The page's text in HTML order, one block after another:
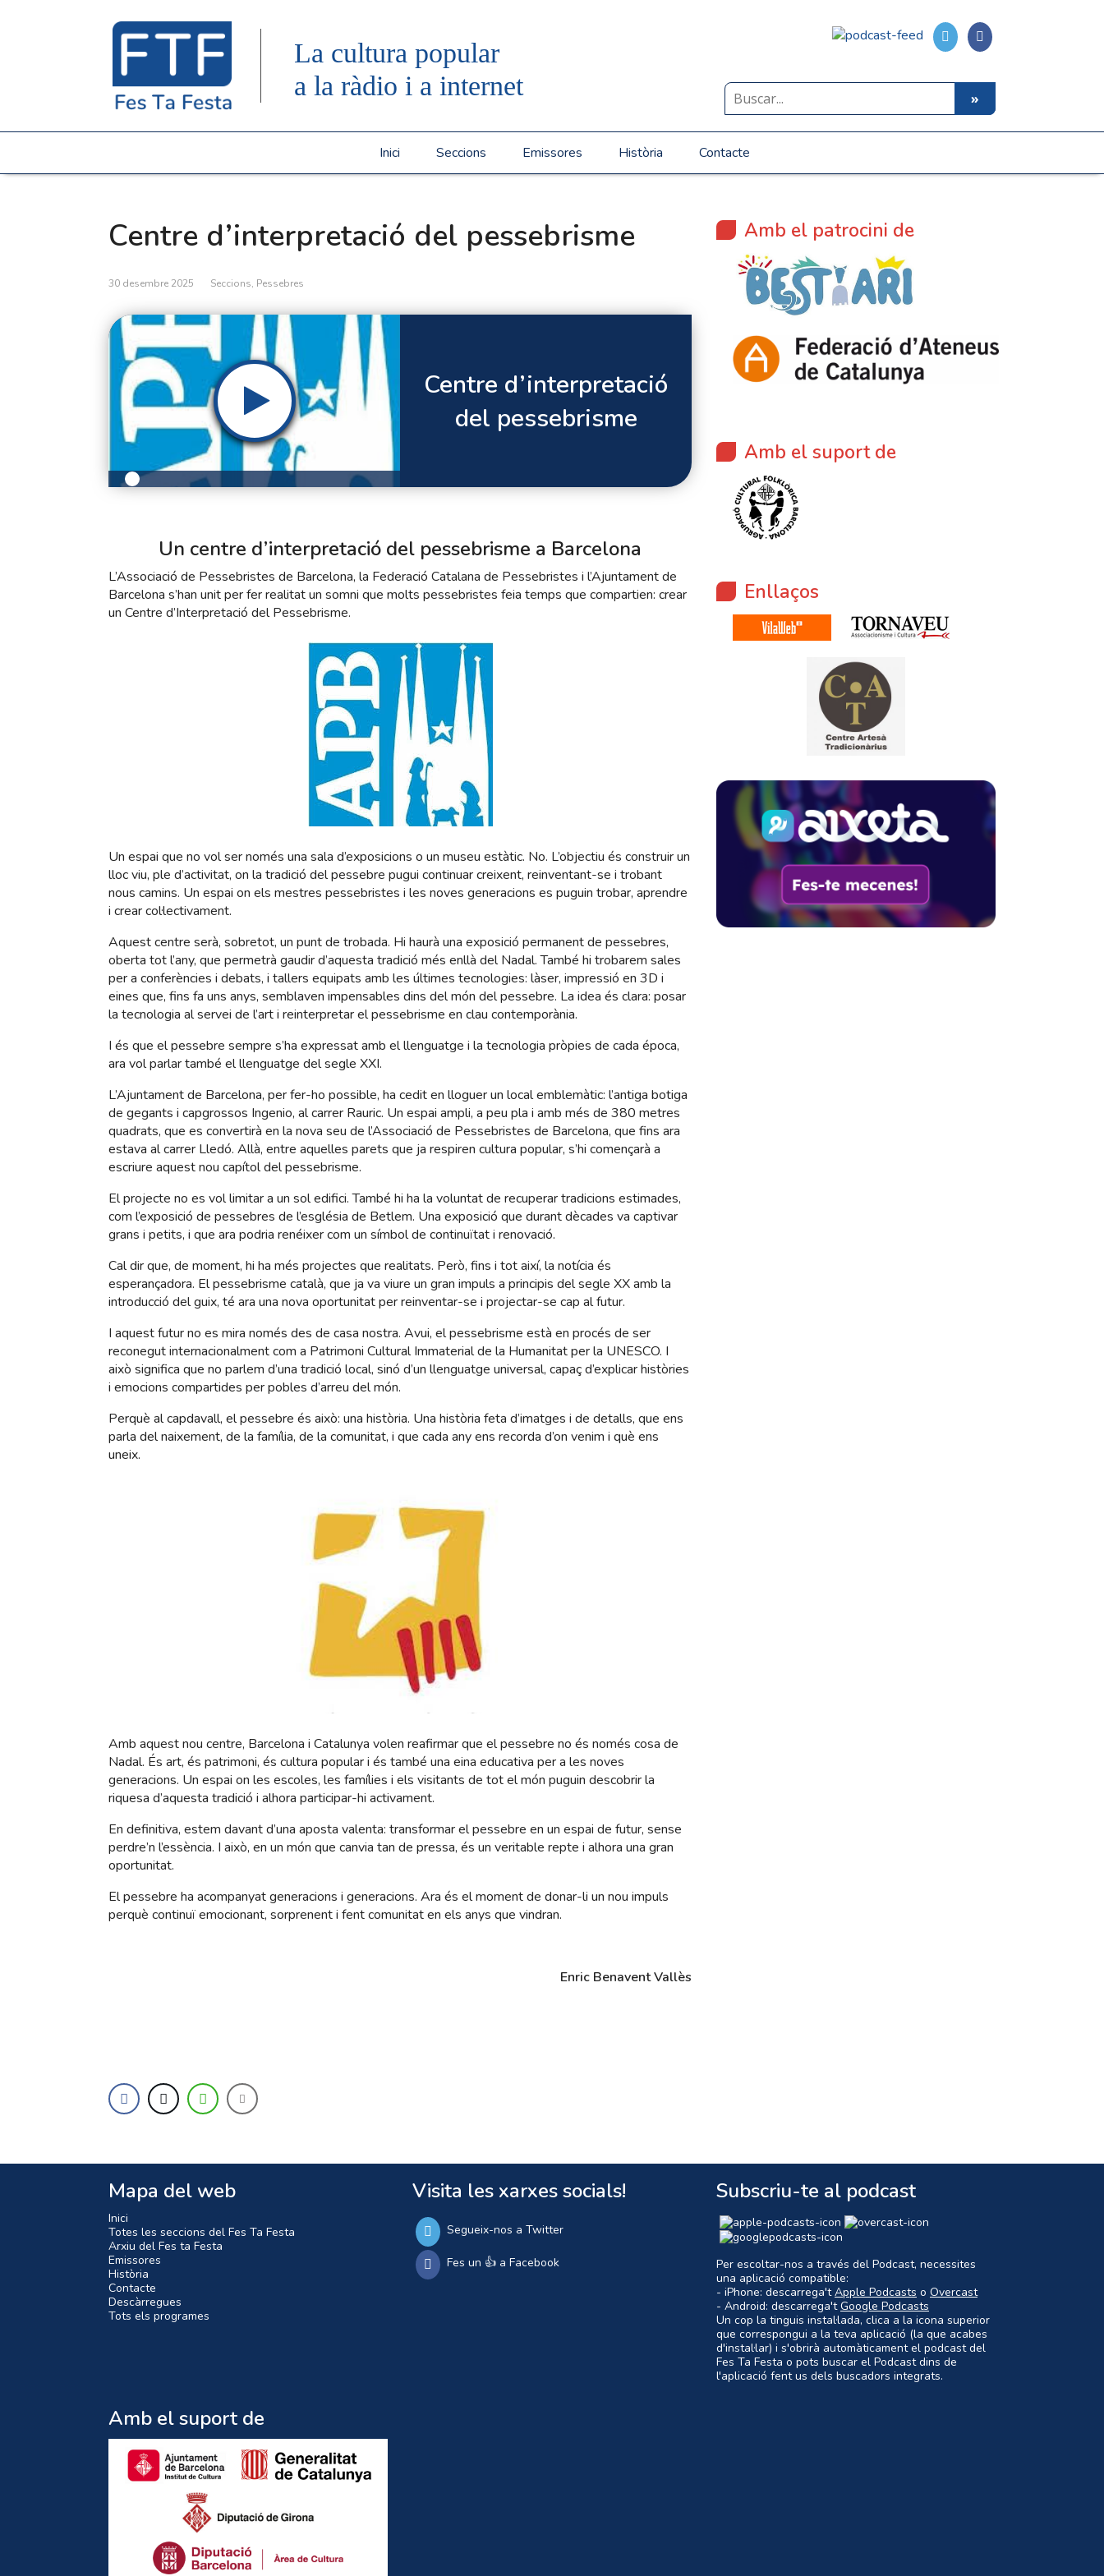
La cultura popular
a la ràdio i a internet
Inici Seccions Emissores Història Contacte
Centre d’interpretació del pessebrisme
30 desembre 2025 Seccions, Pessebres
Centre d’interpretació
del pessebrisme
Un centre d’interpretació del pessebrisme a Barcelona
L’Associació de Pessebristes de Barcelona, la Federació Catalana de Pessebristes i l’Ajuntament de
Barcelona s’han unit per fer realitat un somni que molts pessebristes feia temps que compartien: crear
un Centre d’Interpretació del Pessebrisme.
Un espai que no vol ser només una sala d’exposicions o un museu estàtic. No. L’objectiu és construir un
lloc viu, ple d’activitat, on la tradició del pessebre pugui continuar creixent, reinventant-se i trobant
nous camins. Un espai on els mestres pessebristes i les noves generacions es puguin trobar, aprendre
i crear col·lectivament.
Aquest centre serà, sobretot, un punt de trobada. Hi haurà una exposició permanent de pessebres,
oberta tot l’any, que permetrà gaudir d’aquesta tradició més enllà del Nadal. També hi trobarem sales
per a conferències i debats, i tallers equipats amb les últimes tecnologies: làser, impressió en 3D i
eines que, fins fa uns anys, semblaven impensables dins del món del pessebre. La idea és clara: posar
la tecnologia al servei de l’art i reinterpretar el pessebrisme en clau contemporània.
I és que el pessebre sempre s’ha expressat amb el llenguatge i la tecnologia pròpies de cada época,
ara vol parlar també el llenguatge del segle XXI.
L’Ajuntament de Barcelona, per fer-ho possible, ha cedit en lloguer un local emblemàtic: l’antiga botiga
de gegants i capgrossos Ingenio, al carrer Rauric. Un espai ampli, a peu pla i amb més de 380 metres
quadrats, que es convertirà en la nova seu de l’Associació de Pessebristes de Barcelona, que fins ara
estava al carrer Lledó. Allà, entre aquelles parets que ja respiren cultura popular, s’hi començarà a
escriure aquest nou capítol del pessebrisme.
El projecte no es vol limitar a un sol edifici. També hi ha la voluntat de recuperar tradicions estimades,
com l’exposició de pessebres de l’església de Betlem. Una exposició que durant dècades va captivar
grans i petits, i que ara podria renéixer com un símbol de continuïtat i renovació.
Cal dir que, de moment, hi ha més projectes que realitats. Però, fins i tot així, la notícia és
esperançadora. El pessebrisme català, que ja va viure un gran impuls a principis del segle XX amb la
introducció del guix, té ara una nova oportunitat per reinventar-se i projectar-se cap al futur.
I aquest futur no es mira només des de casa nostra. Avui, el pessebrisme està en procés de ser
reconegut internacionalment com a Patrimoni Cultural Immaterial de la Humanitat per la UNESCO. I
això significa que no parlem d’una tradició local, sinó d’un llenguatge universal, capaç d’explicar històries
i emocions compartides per pobles d’arreu del món.
Perquè al capdavall, el pessebre és això: una història. Una història feta d’imatges i de detalls, que ens
parla del naixement, de la família, de la comunitat, i que cada any ens recorda d’on venim i què ens
uneix.
Amb aquest nou centre, Barcelona i Catalunya volen reafirmar que el pessebre no és només cosa de
Nadal. És art, és patrimoni, és cultura popular i és també una eina educativa per a les noves
generacions. Un espai on les escoles, les famílies i els visitants de tot el món puguin descobrir la
riquesa d’aquesta tradició i alhora participar-hi activament.
En definitiva, estem davant d’una aposta valenta: transformar el pessebre en un espai de futur, sense
perdre’n l’essència. I això, en un món que canvia tan de pressa, és un veritable repte i alhora una gran
oportunitat.
El pessebre ha acompanyat generacions i generacions. Ara és el moment de donar-li un nou impuls
perquè continuï emocionant, sorprenent i fent comunitat en els anys que vindran.
Enric Benavent Vallès
Amb el patrocini de
Amb el suport de
Enllaços
Mapa del web
Inici
Totes les seccions del Fes Ta Festa
Arxiu del Fes ta Festa
Emissores
Història
Contacte
Descàrregues
Tots els programes
Visita les xarxes socials!
Segueix-nos a Twitter
Fes un 👍 a Facebook
Subscriu-te al podcast
Per escoltar-nos a través del Podcast, necessites
una aplicació compatible:
- iPhone: descarrega'tApple Podcasts o Overcast
- Android: descarrega'tGoogle Podcasts
Un cop la tinguis instal·lada, clica a la icona superior
que correspongui a la teva aplicació (la que acabes
d'instal·lar) i s'obrirà automàticament el podcast del
Fes Ta Festa o pots buscar el Podcast dins de
l'aplicació fent us dels buscadors integrats.
Amb el suport de